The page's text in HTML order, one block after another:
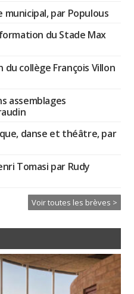
municipal, par Populous
du Stade Max
collège François Villon
assemblages
danse et théâtre, par
Tomasi par Rudy
Voir toutes les brèves >